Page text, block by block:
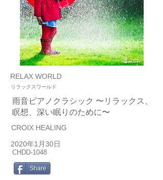
RELAX WORLD
リラックスワールド
雨音ピアノクラシック 〜リラックス、
瞑想、深い眠りのために〜
CROIX HEALING
2020年1月30日
CHDD-1048
Share